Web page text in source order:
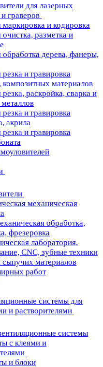
для лазерных
граверов
маркировка и кодировка
разметка и
обработка дерева, фанеры,
и гравировка
композитных материалов
раскройка, сварка и
и гравировка
акрила
и гравировка
механическая
обработка,
фрезеровка
лаборатория,
CNC, зубные техники
сыпучих материалов
работ
системы для
и растворителями
системы
с клеями и
и блоки